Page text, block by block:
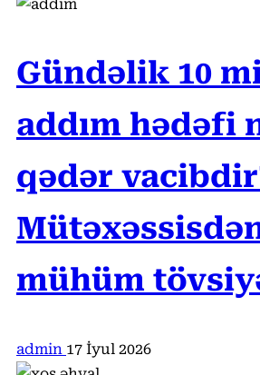
Gündəlik 10
addım hədəfi
qədər
mühüm
admin 17 İyul 2026